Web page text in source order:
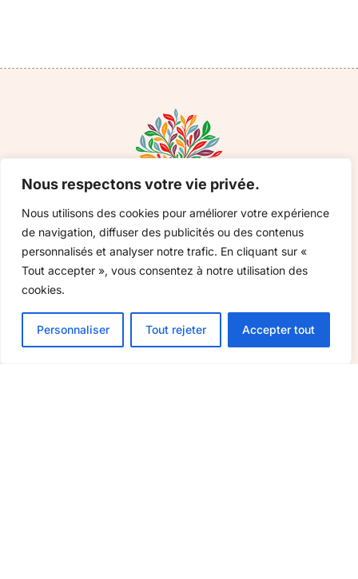
Nous respectons votre vie privée.
Nous utilisons des cookies pour améliorer votre expérience
de navigation, diffuser des publicités ou des contenus
personnalisés et analyser notre trafic. En cliquant sur «
Tout accepter », vous consentez à notre utilisation des
cookies.
Personnaliser Tout rejeter Accepter tout
Bons cadeaux
Actualités